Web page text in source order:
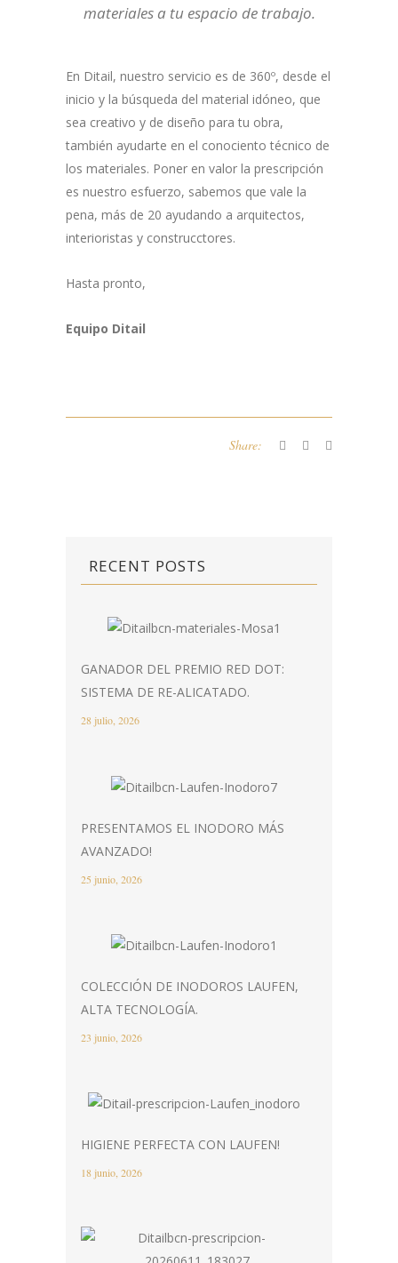
materiales a tu espacio de trabajo.
En Ditail, nuestro servicio es de 360º, desde el
inicio y la búsqueda del material idóneo, que
sea creativo y de diseño para tu obra,
también ayudarte en el conociento técnico de
los materiales. Poner en valor la prescripción
es nuestro esfuerzo, sabemos que vale la
pena, más de 20 ayudando a arquitectos,
interioristas y construcctores.
Hasta pronto,
Equipo Ditail
Share:
RECENT POSTS
GANADOR DEL PREMIO RED DOT:
SISTEMA DE RE-ALICATADO.
28 julio, 2026
PRESENTAMOS EL INODORO MÁS
AVANZADO!
25 junio, 2026
COLECCIÓN DE INODOROS LAUFEN,
ALTA TECNOLOGÍA.
23 junio, 2026
HIGIENE PERFECTA CON LAUFEN!
18 junio, 2026